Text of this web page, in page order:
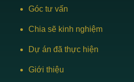
Góc tư vấn
Chia sẽ kinh nghiệm
Dự án đã thực hiện
Giới thiệu